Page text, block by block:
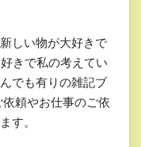
しい物が大好きで
きで私の考えてい
でも有りの雑記ブ
頼やお仕事のご依
す。